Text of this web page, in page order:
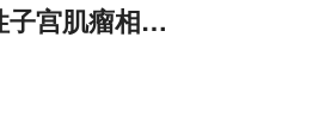
宫肌瘤相关月经过多!